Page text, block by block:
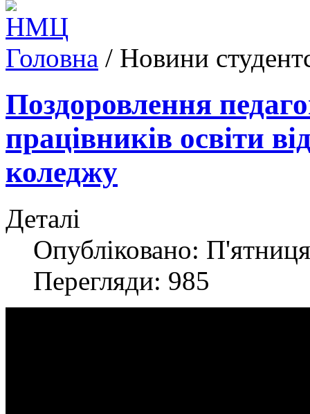
Головна / Новини
Поздоровлення
працівників освіти
коледжу
Деталі
Опубліковано:
Перегляди: 985